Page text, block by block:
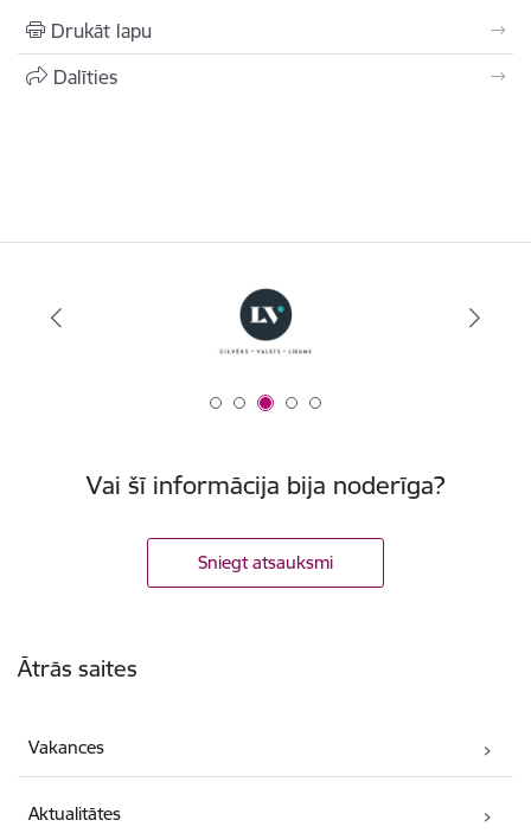
Drukāt lapu
Dalīties
Vai šī informācija bija noderīga?
Sniegt atsauksmi
Ātrās saites
Vakances
Aktualitātes